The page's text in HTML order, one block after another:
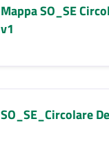
Mappa SO_SE
v1
SO_SE_Circolare